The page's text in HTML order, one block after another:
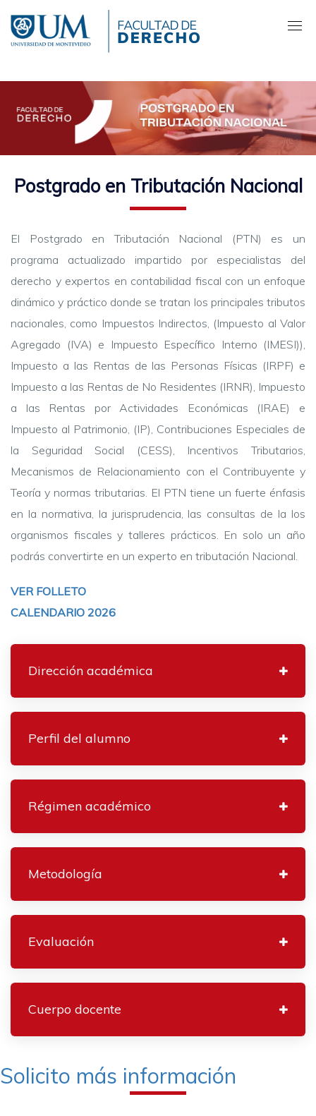
contenido
principal
Postgrado en Tributación Nacional
El Postgrado en Tributación Nacional (PTN) es un
programa actualizado impartido por especialistas del
derecho y expertos en contabilidad fiscal con un enfoque
dinámico y práctico donde se tratan los principales tributos
nacionales, como Impuestos Indirectos, (Impuesto al Valor
Agregado (IVA) e Impuesto Específico Interno (IMESI)),
Impuesto a las Rentas de las Personas Físicas (IRPF) e
Impuesto a las Rentas de No Residentes (IRNR), Impuesto
a las Rentas por Actividades Económicas (IRAE) e
Impuesto al Patrimonio, (IP), Contribuciones Especiales de
la Seguridad Social (CESS), Incentivos Tributarios,
Mecanismos de Relacionamiento con el Contribuyente y
Teoría y normas tributarias. El PTN tiene un fuerte énfasis
en la normativa, la jurisprudencia, las consultas de la los
organismos fiscales y talleres prácticos. En solo un año
podrás convertirte en un experto en tributación Nacional.
VER FOLLETO
CALENDARIO 2026
Dirección académica
Perfil del alumno
Régimen académico
Metodología
Evaluación
Cuerpo docente
Solicito más información